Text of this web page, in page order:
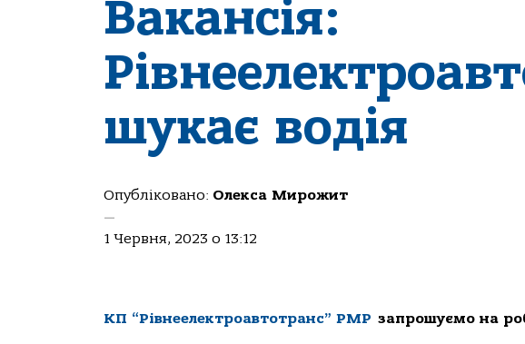
Вакансія:
шукає водія
Опубліковано: Олекса Мирожит
—
1 Червня, 2023 о 13:12
КП “Рівнеелектроавтотранс” РМР запрошуємо на